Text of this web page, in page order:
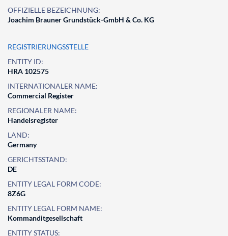
OFFIZIELLE BEZEICHNUNG:
Joachim Brauner Grundstück-GmbH & Co. KG
REGISTRIERUNGSSTELLE
ENTITY ID:
HRA 102575
INTERNATIONALER NAME:
Commercial Register
REGIONALER NAME:
Handelsregister
LAND:
Germany
GERICHTSSTAND:
DE
ENTITY LEGAL FORM CODE:
8Z6G
ENTITY LEGAL FORM NAME:
Kommanditgesellschaft
ENTITY STATUS: